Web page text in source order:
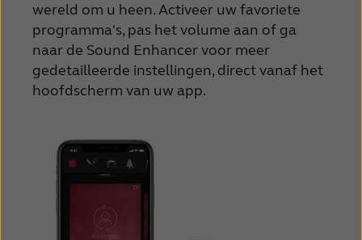
wereld om u heen. Activeer uw favoriete
programma's, pas het volume aan of ga
naar de Sound Enhancer voor meer
gedetailleerde instellingen, direct vanaf het
hoofdscherm van uw app.